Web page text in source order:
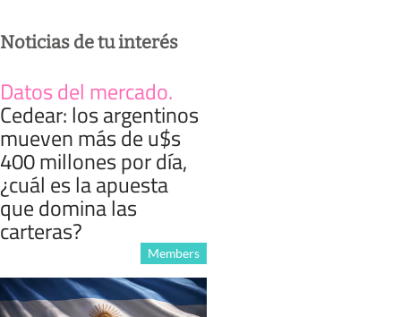
Noticias de tu interés
Datos del mercado.
Cedear: los argentinos
mueven más de u$s
400 millones por día,
¿cuál es la apuesta
que domina las
carteras?
Members